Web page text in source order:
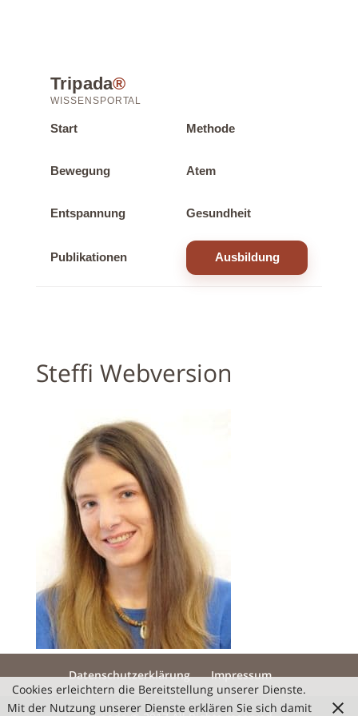
Tripada®
WISSENSPORTAL
Start Methode
Bewegung Atem
Entspannung Gesundheit
Publikationen Ausbildung
Steffi Webversion
Datenschutzerklärung Impressum
Cookies erleichtern die Bereitstellung unserer Dienste.
Mit der Nutzung unserer Dienste erklären Sie sich damit